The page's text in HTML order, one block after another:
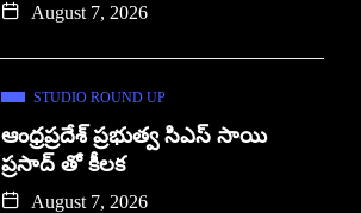
August 7, 2026
STUDIO ROUND UP
ఆంధ్రప్రదేశ్ ప్రభుత్వ సిఎస్ సాయి
ప్రసాద్ తో కీలక
August 7, 2026